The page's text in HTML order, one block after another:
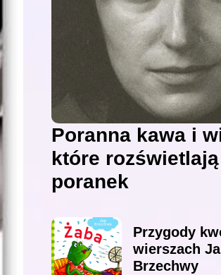
Poranna kawa i
które rozświetlają
poranek
Przygody
wierszach
Brzechwy